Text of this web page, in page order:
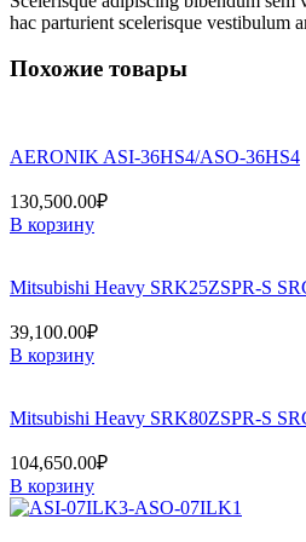
hac parturient scelerisque vestibulum
Похожие товары
AERONIK ASI-36HS4/ASO-36HS4
130,500.00₽
В корзину
Mitsubishi Heavy SRK25ZSPR-S
39,100.00₽
В корзину
Mitsubishi Heavy SRK80ZSPR-S
104,650.00₽
В корзину